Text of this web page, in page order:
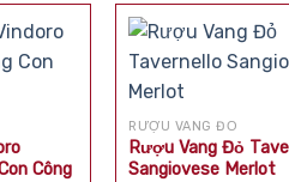
Công
RƯỢU VANG ĐỎ
Rượu Vang Đỏ
Sangiovese Merlot